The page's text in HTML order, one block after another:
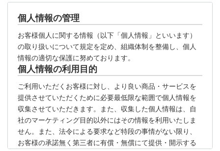
個人情報の管理
お客様個人に関する情報（以下「個人情報」といいます）
の取り扱いについて規定を定め、組織体制を整備し、個人
情報の適切な保護に努めております。
個人情報の利用目的
ご利用いただくお客様に対し、より良い商品・サービスを
提供させていただくために必要最低限な範囲で個人情報を
収集させていただきます。また、収集した個人情報は、自
社のマーケティング目的以外にはその情報を利用いたしま
せん。また、法令による要求など特段の事情がない限り、
お客様の承諾無く第三者に有償・無償にて提供・開示する